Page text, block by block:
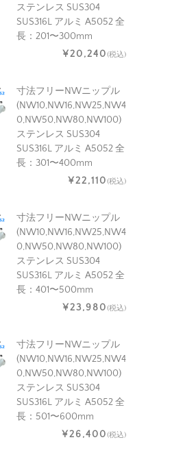
ステンレス SUS304
SUS316L アルミ A5052 全
長：201〜300mm
¥20,240(税込)
寸法フリーNWニップル
(NW10,NW16,NW25,NW4
0,NW50,NW80,NW100)
ステンレス SUS304
SUS316L アルミ A5052 全
長：301〜400mm
¥22,110(税込)
寸法フリーNWニップル
(NW10,NW16,NW25,NW4
0,NW50,NW80,NW100)
ステンレス SUS304
SUS316L アルミ A5052 全
長：401〜500mm
¥23,980(税込)
寸法フリーNWニップル
(NW10,NW16,NW25,NW4
0,NW50,NW80,NW100)
ステンレス SUS304
SUS316L アルミ A5052 全
長：501〜600mm
¥26,400(税込)